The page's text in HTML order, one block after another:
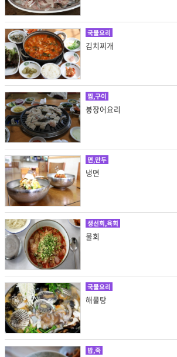
국물요리
김치찌개
찜,구이
붕장어요리
면,만두
냉면
생선회,육회
물회
국물요리
해물탕
밥,죽